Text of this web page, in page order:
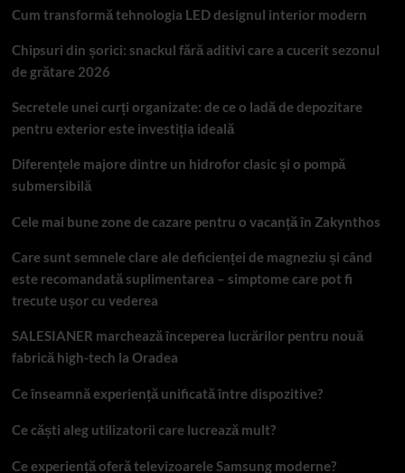
Cum transformă tehnologia LED designul interior modern
Chipsuri din șorici: snackul fără aditivi care a cucerit sezonul
de grătare 2026
Secretele unei curți organizate: de ce o ladă de depozitare
pentru exterior este investiția ideală
Diferențele majore dintre un hidrofor clasic și o pompă
submersibilă
Cele mai bune zone de cazare pentru o vacanță în Zakynthos
Care sunt semnele clare ale deficienței de magneziu și când
este recomandată suplimentarea – simptome care pot fi
trecute ușor cu vederea
SALESIANER marchează începerea lucrărilor pentru nouă
fabrică high-tech la Oradea
Ce înseamnă experiență unificată între dispozitive?
Ce căști aleg utilizatorii care lucrează mult?
Ce experiență oferă televizoarele Samsung moderne?